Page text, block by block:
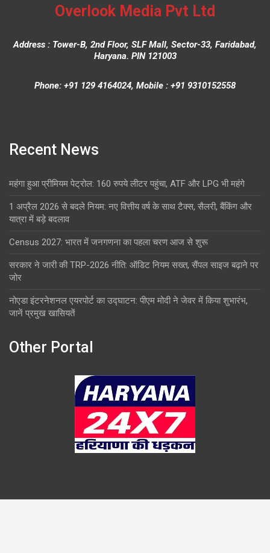
Overlook Media Pvt Ltd
Address : Tower-B, 2nd Floor, SLF Mall, Sector-33, Faridabad,
Haryana. PIN 121003
Phone: +91 129 4164024, Mobile : +91 9310152558
Recent News
महंगा हुआ प्रीमियम पेट्रोल: 160 रुपये लीटर पहुंचा, ATF और LPG भी महंगे
1 अप्रैल 2026 से बदले नियम: नए वित्तीय वर्ष के साथ टैक्स, सैलरी, बैंकिंग और
यात्रा में बड़े बदलाव
Census 2027: भारत में जनगणना का पहला चरण आज से शुरू
सरकार ने जारी की TRP-2026 नीति: ऑडिट नियम सख्त, सैंपल साइज बढ़ाने पर
जोर
नोएडा इंटरनेशनल एयरपोर्ट का उद्घाटन: पीएम मोदी ने जेवर में किया शुभारंभ,
जानें प्रमुख खासियतें
Other Portal